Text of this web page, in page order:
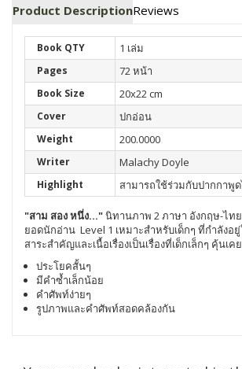
Product DescriptionReviews
Book QTY 1 เล่ม
Pages 72 หน้า
Book Size 20x22 cm
Cover ปกอ่อน
Weight 200.0000
Writer Malachy Doyle
Highlight สามารถใช้ร่วมกับปากกาพู
"สาม สอง หนึ่ง..."นิทานภาพ 2 ภาษา อังกฤษ-ไท
ยอดนักอ่าน Level 1 เหมาะสำหรับเด็กๆ ที่กำลังอ
สาระสำคัญและเนื้อเรื่องเป็นเรื่องที่เด็กเล็กๆ คุ้นเคย
ประโยคสั้นๆ
มีคำซ้ำเล็กน้อย
คำศัพท์ง่ายๆ
รูปภาพและคำศัพท์สอดคล้องกัน